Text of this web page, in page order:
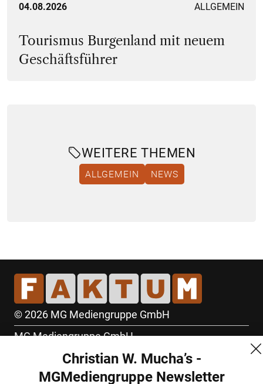
04.08.2026 ALLGEMEIN
Tourismus Burgenland mit neuem
Geschäftsführer
WEITERE THEMEN
ALLGEMEIN NEWS
© 2026 MG Mediengruppe GmbH
MG Mediengruppe GmbH
Burgring 1/7
1010 Wien
Christian W. Mucha’s -
MGMediengruppe Newsletter